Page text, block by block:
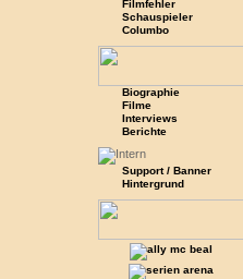
Filmfehler
Schauspieler
Columbo
Biographie
Filme
Interviews
Berichte
Support / Banner
Hintergrund